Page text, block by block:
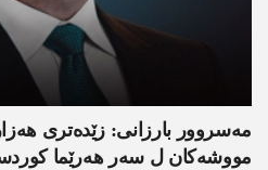
مەسروور بارزانی: زێدەتری
مووشەکان ل سەر ھەرێما